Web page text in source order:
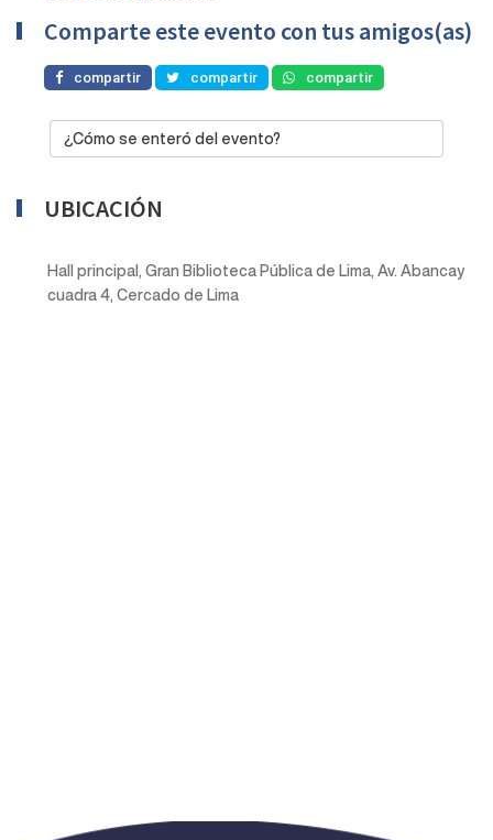
Comparte este evento con tus amigos(as)
compartir compartir compartir
¿Cómo se enteró del evento?
UBICACIÓN
Hall principal, Gran Biblioteca Pública de Lima, Av. Abancay
cuadra 4, Cercado de Lima